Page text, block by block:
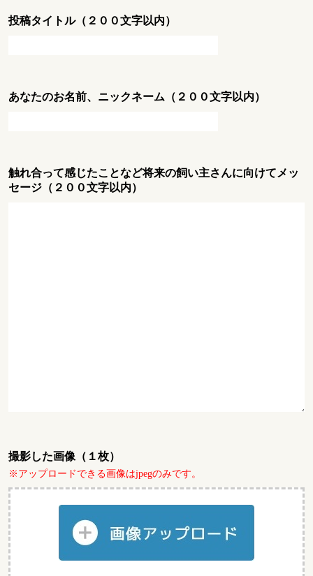
投稿タイトル（２００文字以内）
あなたのお名前、ニックネーム（２００文字以内）
触れ合って感じたことなど将来の飼い主さんに向けてメッ
セージ（２００文字以内）
撮影した画像（１枚）
※アップロードできる画像はjpegのみです。